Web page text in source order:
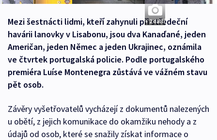
+ 2 další
Mezi šestnácti lidmi, kteří zahynuli při středeční
havárii lanovky v Lisabonu, jsou dva Kanaďané, jeden
Američan, jeden Němec a jeden Ukrajinec, oznámila
ve čtvrtek portugalská policie. Podle portugalského
premiéra Luíse Montenegra zůstává ve vážném stavu
pět osob.
Závěry vyšetřovatelů vycházejí z dokumentů nalezených
u obětí, z jejich komunikace do okamžiku nehody a z
údajů od osob, které se snažily získat informace o